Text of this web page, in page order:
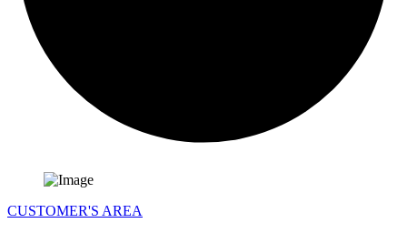
CUSTOMER'S AREA